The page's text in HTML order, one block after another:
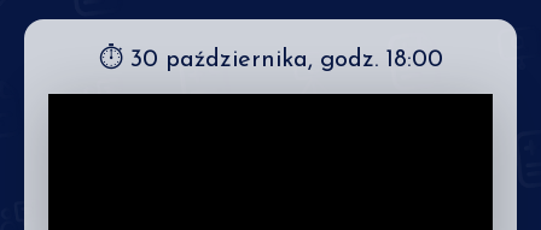
⏱ 30 października, godz. 18:00